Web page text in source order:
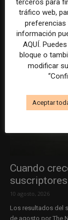
Cuando
suscriptores
10 agosto, 2026
Los resultados del
de agosto por The
terceros para
tráfico web,
preferencias
información
AQUÍ.
bloque o
modificar
Aceptar